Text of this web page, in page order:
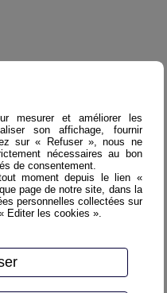
mesurer et améliorer les
son affichage, fournir
sur « Refuser », nous ne
nécessaires au bon
de consentement.
moment depuis le lien «
page de notre site, dans la
personnelles collectées sur
Editer les cookies ».